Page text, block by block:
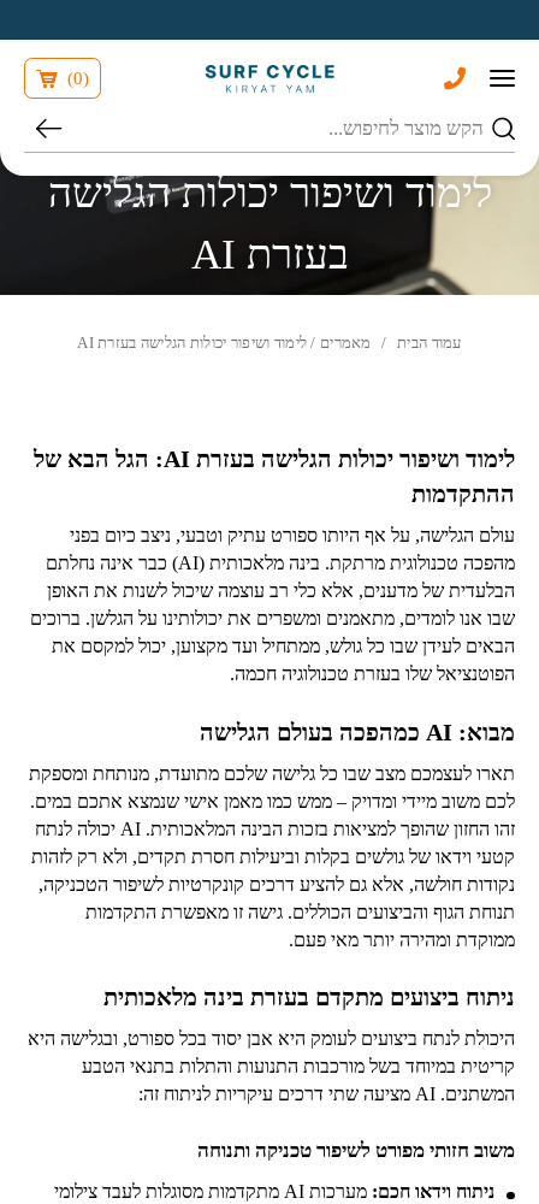
חיפוש
(
0
)
לימוד ושיפור יכולות הגלישה
בעזרת AI
עמוד הבית / מאמרים / לימוד ושיפור יכולות הגלישה בעזרת AI
לימוד ושיפור יכולות הגלישה בעזרת AI: הגל הבא של
ההתקדמות
עולם הגלישה, על אף היותו ספורט עתיק וטבעי, ניצב כיום בפני
מהפכה טכנולוגית מרתקת. בינה מלאכותית (AI) כבר אינה נחלתם
הבלעדית של מדענים, אלא כלי רב עוצמה שיכול לשנות את האופן
שבו אנו לומדים, מתאמנים ומשפרים את יכולותינו על הגלשן. ברוכים
הבאים לעידן שבו כל גולש, ממתחיל ועד מקצוען, יכול למקסם את
הפוטנציאל שלו בעזרת טכנולוגיה חכמה.
מבוא: AI כמהפכה בעולם הגלישה
תארו לעצמכם מצב שבו כל גלישה שלכם מתועדת, מנותחת ומספקת
לכם משוב מיידי ומדויק – ממש כמו מאמן אישי שנמצא אתכם במים.
זהו החזון שהופך למציאות בזכות הבינה המלאכותית. AI יכולה לנתח
קטעי וידאו של גולשים בקלות וביעילות חסרת תקדים, ולא רק לזהות
נקודות חולשה, אלא גם להציע דרכים קונקרטיות לשיפור הטכניקה,
תנוחת הגוף והביצועים הכוללים. גישה זו מאפשרת התקדמות
ממוקדת ומהירה יותר מאי פעם.
ניתוח ביצועים מתקדם בעזרת בינה מלאכותית
היכולת לנתח ביצועים לעומק היא אבן יסוד בכל ספורט, ובגלישה היא
קריטית במיוחד בשל מורכבות התנועות והתלות בתנאי הטבע
המשתנים. AI מציעה שתי דרכים עיקריות לניתוח זה:
משוב חזותי מפורט לשיפור טכניקה ותנוחה
ניתוח וידאו חכם:
מערכות AI מתקדמות מסוגלות לעבד צילומי